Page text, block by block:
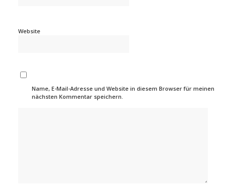
Website
Name, E-Mail-Adresse und Website in diesem Browser für meinen
nächsten Kommentar speichern.